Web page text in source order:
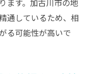
ます。加古川市の地
通しているため、相
る可能性が高いで